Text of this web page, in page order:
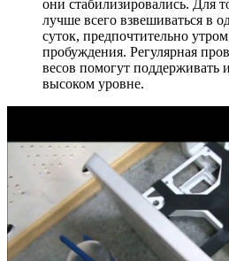
они стабилизировались. Для
лучше всего взвешиваться в
суток, предпочтительно
пробуждения. Регулярная
весов помогут поддерживать
высоком уровне.